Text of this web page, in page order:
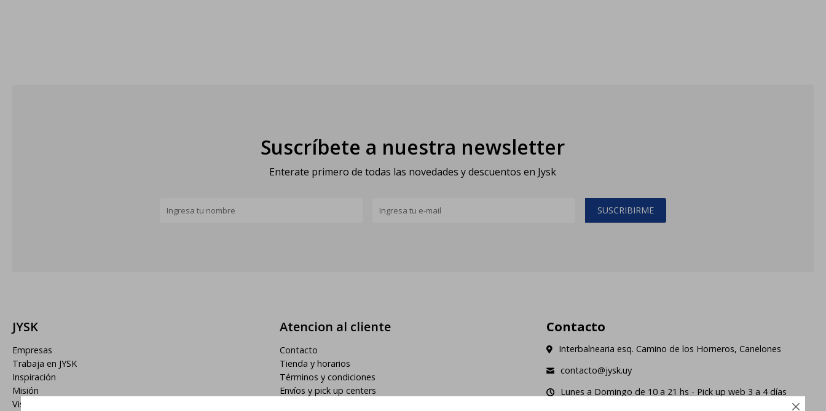

Suscríbete a nuestra newsletter
Enterate primero de todas las novedades y descuentos en Jysk
SUSCRIBIRME
JYSK
Empresas
Trabaja en JYSK
Inspiración
Misión
Visión
Atencion al cliente
Contacto
Tienda y horarios
Términos y condiciones
Envíos y pick up centers
Contacto
Interbalnearia esq. Camino de los Horneros, Canelones
contacto@jysk.uy
Lunes a Domingo de 10 a 21 hs - Pick up web 3 a 4 días